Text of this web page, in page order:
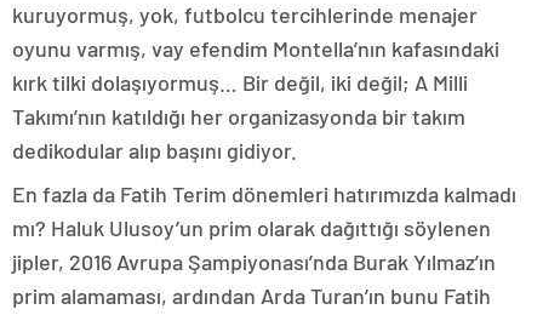
kuruyormuş, yok, futbolcu tercihlerinde menajer
oyunu varmış, vay efendim Montella’nın kafasındaki
kırk tilki dolaşıyormuş… Bir değil, iki değil; A Milli
Takımı’nın katıldığı her organizasyonda bir takım
dedikodular alıp başını gidiyor.
En fazla da Fatih Terim dönemleri hatırımızda kalmadı
mı? Haluk Ulusoy’un prim olarak dağıttığı söylenen
jipler, 2016 Avrupa Şampiyonası’nda Burak Yılmaz’ın
prim alamaması, ardından Arda Turan’ın bunu Fatih